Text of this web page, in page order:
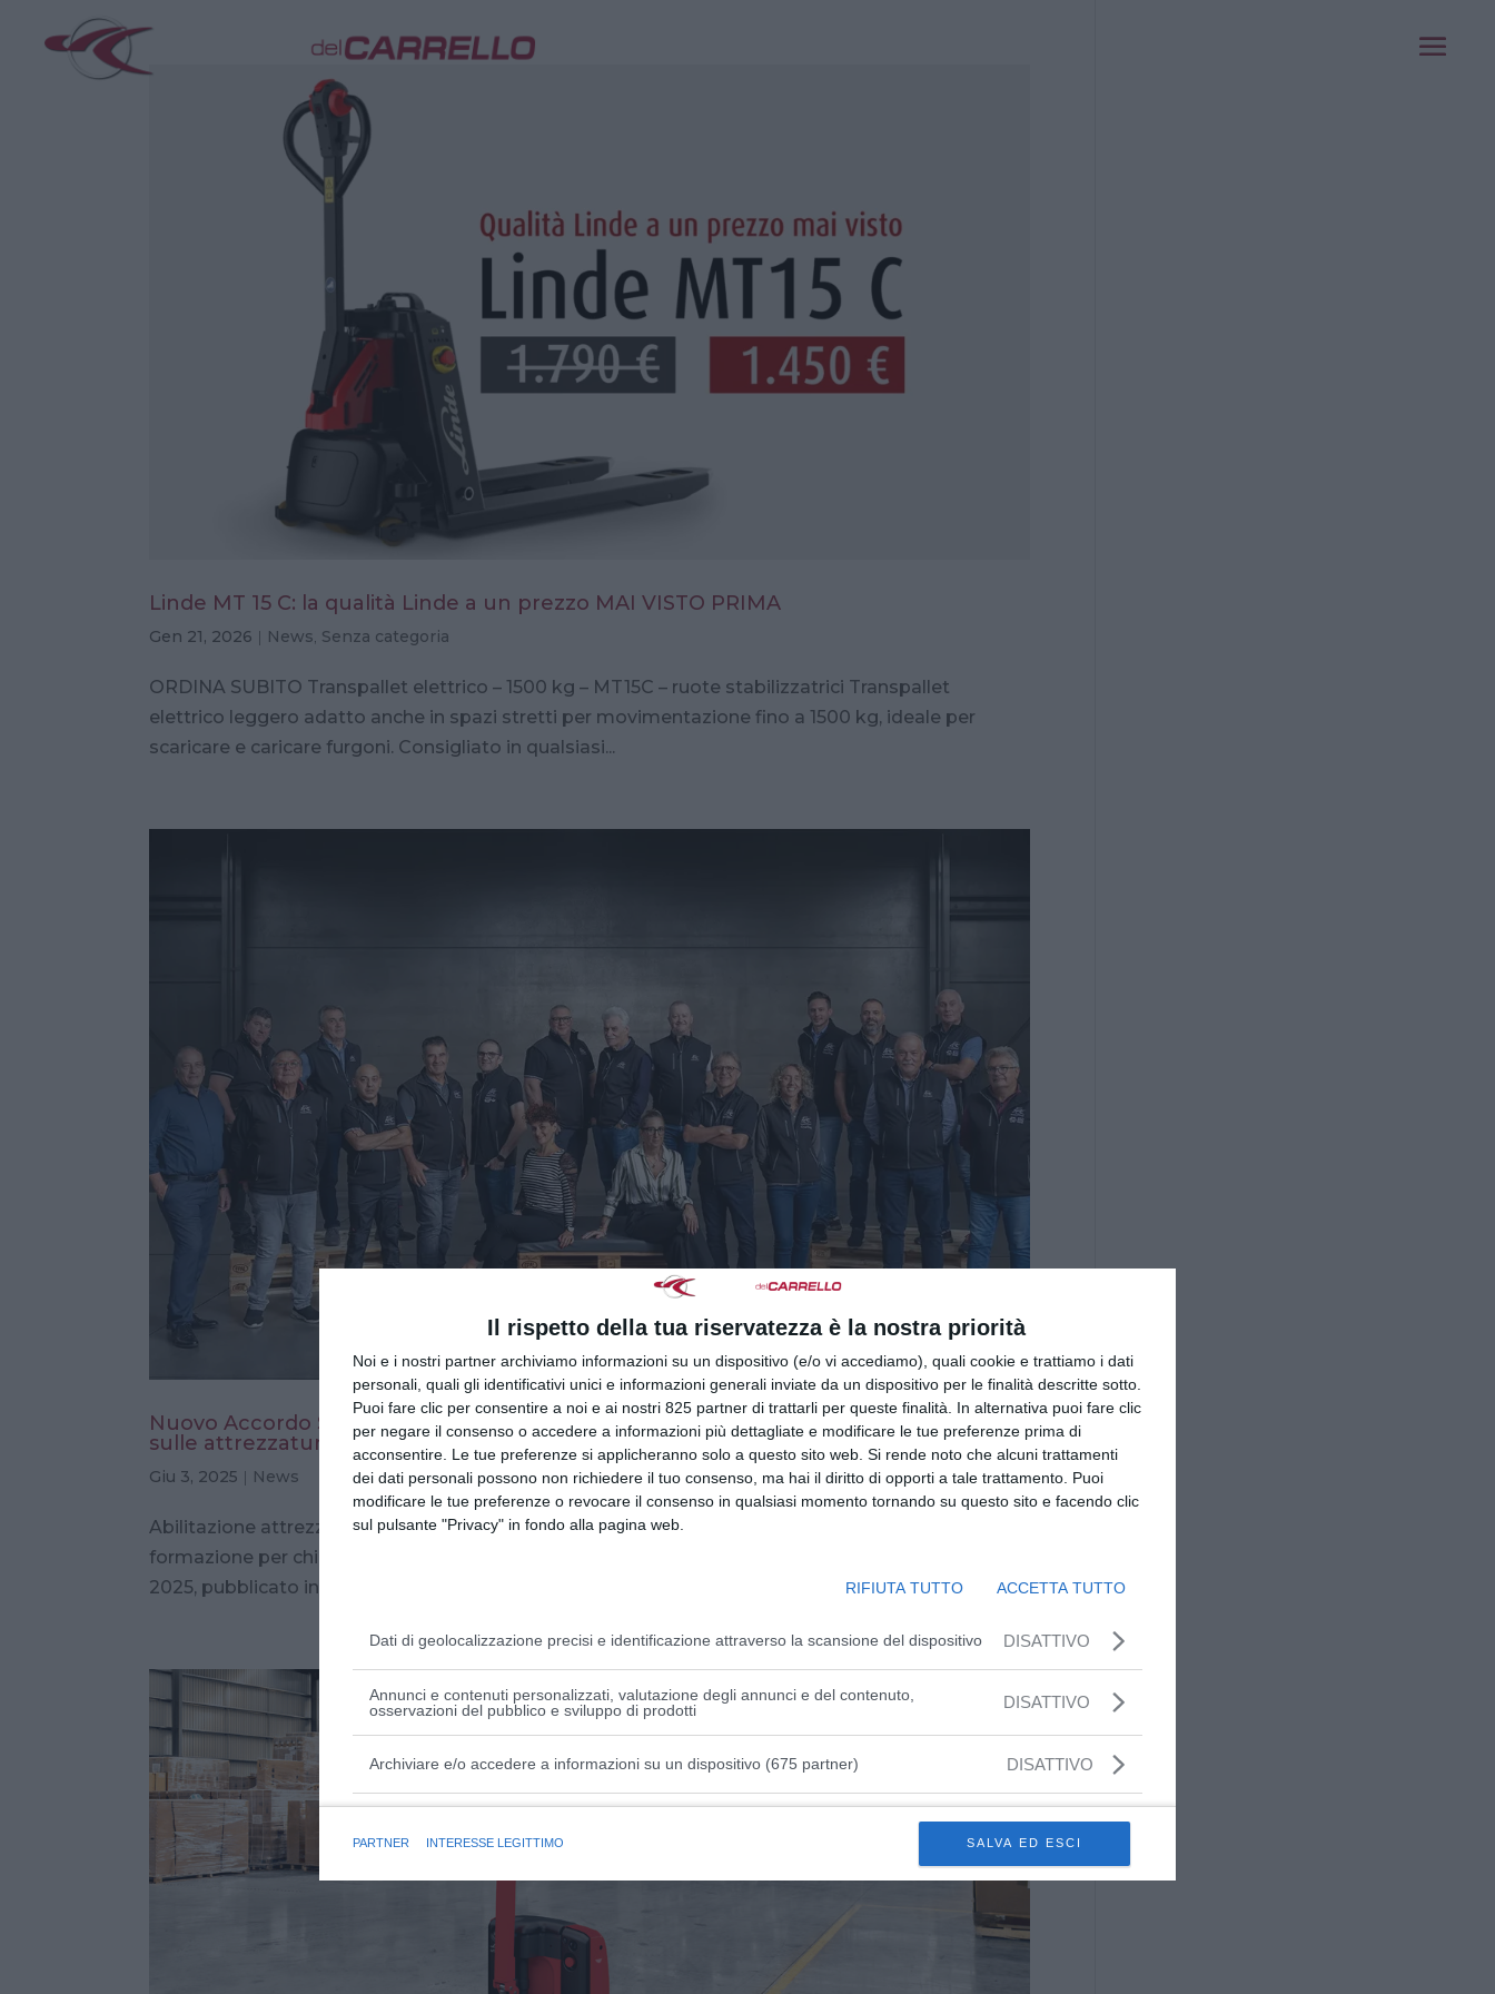
Il rispetto della tua riservatezza è la nostra priorità
Noi e i nostri partner archiviamo informazioni su un dispositivo (e/o vi accediamo), quali cookie e trattiamo i dati
personali, quali gli identificativi unici e informazioni generali inviate da un dispositivo per le finalità descritte sotto.
Puoi fare clic per consentire a noi e ai nostri 825 partner di trattarli per queste finalità. In alternativa puoi fare clic
per negare il consenso o accedere a informazioni più dettagliate e modificare le tue preferenze prima di
acconsentire. Le tue preferenze si applicheranno solo a questo sito web. Si rende noto che alcuni trattamenti
dei dati personali possono non richiedere il tuo consenso, ma hai il diritto di opporti a tale trattamento. Puoi
modificare le tue preferenze o revocare il consenso in qualsiasi momento tornando su questo sito e facendo clic
sul pulsante "Privacy" in fondo alla pagina web.
RIFIUTA TUTTO ACCETTA TUTTO
Dati di geolocalizzazione precisi e identificazione attraverso la scansione del dispositivo DISATTIVO
Annunci e contenuti personalizzati, valutazione degli annunci e del contenuto,
osservazioni del pubblico e sviluppo di prodotti
DISATTIVO
Archiviare e/o accedere a informazioni su un dispositivo (675 partner) DISATTIVO
PARTNER INTERESSE LEGITTIMO SALVA ED ESCI
Linde MT 15 C: la qualità Linde a un prezzo MAI VISTO PRIMA
Gen 21, 2026 | News, Senza categoria
ORDINA SUBITO Transpallet elettrico – 1500 kg – MT15C – ruote stabilizzatrici Transpallet
elettrico leggero adatto anche in spazi stretti per movimentazione fino a 1500 kg, ideale per
scaricare e caricare furgoni. Consigliato in qualsiasi...
Nuovo Accordo Stato-Regioni 2025: aggiornamenti obbligatori per la formazione
sulle attrezzature da lavoro
Giu 3, 2025 | News
Abilitazione attrezzature da lavoro: i nuovi obblighi previsti dall’Accordo 2025 È ufficiale: cambia la
formazione per chi utilizza attrezzature da lavoro Il nuovo Accordo Stato-Regioni del 17 aprile
2025, pubblicato in Gazzetta Ufficiale il 24 maggio, ridefinisce...